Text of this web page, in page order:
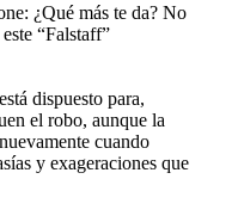
¿Qué más te da? No
“Falstaff”
dispuesto para,
el robo, aunque la
cuando
y exageraciones que